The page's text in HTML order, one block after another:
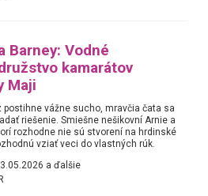
Barney: Vodné
kamarátov
Maji
postihne vážne sucho, mravčia čata sa
riešenie. Smiešne nešikovní Arnie a
rozhodne nie sú stvorení na hrdinské
vziať veci do vlastných rúk.
a ďalšie